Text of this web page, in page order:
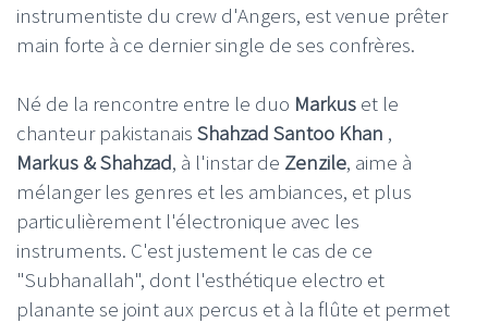
instrumentiste du crew d'Angers, est venue prêter
main forte à ce dernier single de ses confrères.
Né de la rencontre entre le duo Markus et le
chanteur pakistanais Shahzad Santoo Khan ,
Markus & Shahzad, à l'instar de Zenzile, aime à
mélanger les genres et les ambiances, et plus
particulièrement l'électronique avec les
instruments. C'est justement le cas de ce
"Subhanallah", dont l'esthétique electro et
planante se joint aux percus et à la flûte et permet